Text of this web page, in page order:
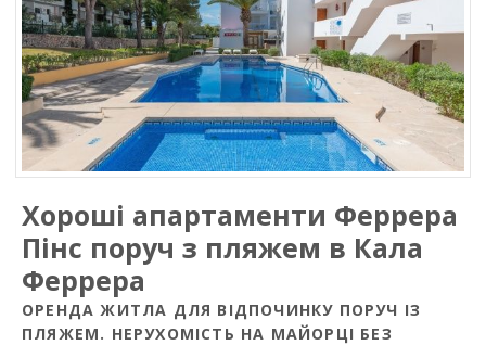
Хороші апартаменти Феррера
Пінс поруч з пляжем в Кала
Феррера
ОРЕНДА ЖИТЛА ДЛЯ ВІДПОЧИНКУ ПОРУЧ ІЗ
ПЛЯЖЕМ. НЕРУХОМІСТЬ НА МАЙОРЦІ БЕЗ